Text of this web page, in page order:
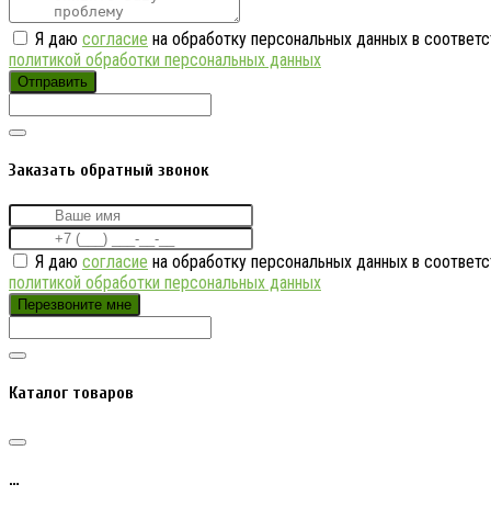
Я даю согласие на обработку персональных данных в
политикой обработки персональных данных
Отправить
Заказать обратный звонок
Я даю согласие на обработку персональных данных в
политикой обработки персональных данных
Перезвоните мне
Каталог товаров
…